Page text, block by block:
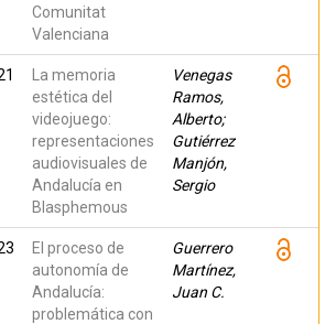
Comunitat
Valenciana
La memoria
estética del
videojuego:
representaciones
audiovisuales de
Andalucía en
Blasphemous
Venegas
Ramos,
Alberto;
Gutiérrez
Manjón,
Sergio
El proceso de
autonomía de
Andalucía:
problemática con
Guerrero
Martínez,
Juan C.